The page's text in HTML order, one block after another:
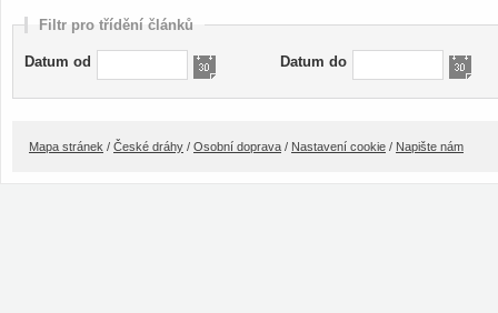
Filtr pro třídění článků
Datum od Datum do
Mapa stránek / České dráhy / Osobní doprava / Nastavení cookie / Napište nám